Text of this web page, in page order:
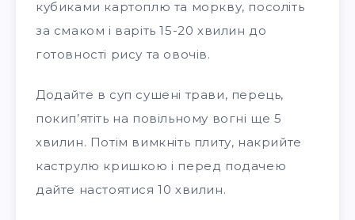
кубиками картоплю та моркву, посоліть
за смаком і варіть 15-20 хвилин до
готовності рису та овочів.
Додайте в суп сушені трави, перець,
покип’ятіть на повільному вогні ще 5
хвилин. Потім вимкніть плиту, накрийте
каструлю кришкою і перед подачею
дайте настоятися 10 хвилин.